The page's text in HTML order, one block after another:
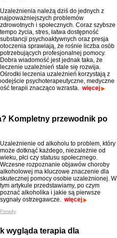
Uzależnienia należą dziś do jednych z
najpoważniejszych problemów
zdrowotnych i społecznych. Coraz szybsze
tempo życia, stres, łatwa dostępność
substancji psychoaktywnych oraz presja
otoczenia sprawiają, że rośnie liczba osób
potrzebujących profesjonalnej pomocy.
Dobra wiadomość jest jednak taka, że
leczenie uzależnień stale się rozwija.
Ośrodki leczenia uzależnień korzystają z
psychoterapeutyczne, medyczne
terapii znacząco wzrasta. więcej
Kompletny przewodnik po
Uzależnienie od alkoholu to problem, który
może dotknąć każdego, niezależnie od
wieku, płci czy statusu społecznego.
Wczesne rozpoznanie objawów choroby
alkoholowej ma kluczowe znaczenie dla
skutecznej pomocy osobie uzależnionej. W
tym artykule przedstawiamy, po czym
poznać alkoholika i jakie są pierwsze
sygnały ostrzegawcze. więcej
Porady
wygląda terapia dla